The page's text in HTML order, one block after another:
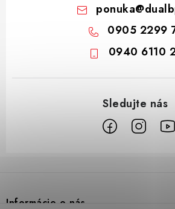
ponuka@
0905 2299
0940 6110
pInformácie o nás